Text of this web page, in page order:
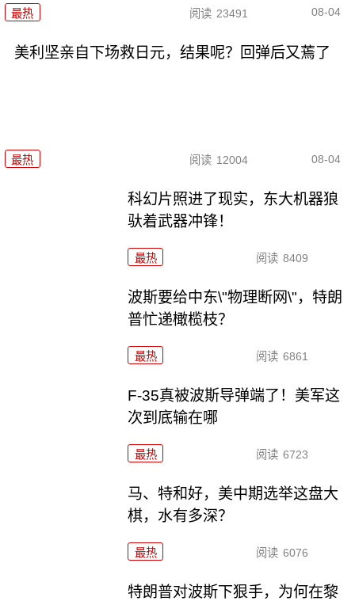
最热 阅读 23491 08-04
美利坚亲自下场救日元，结果呢？回弹后又蔫了
最热 阅读 12004 08-04
科幻片照进了现实，东大机器狼
驮着武器冲锋！
最热 阅读 8409
波斯要给中东\"物理断网\"，特朗
普忙递橄榄枝？
最热 阅读 6861
F-35真被波斯导弹端了！美军这
次到底输在哪
最热 阅读 6723
马、特和好，美中期选举这盘大
棋，水有多深？
最热 阅读 6076
特朗普对波斯下狠手，为何在黎